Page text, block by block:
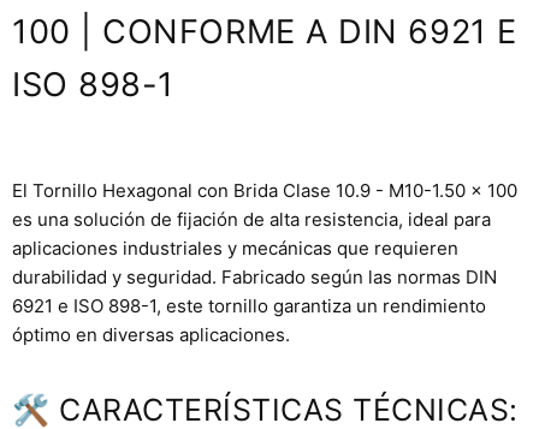
100 | CONFORME A DIN 6921 E
ISO 898-1
El Tornillo Hexagonal con Brida Clase 10.9 - M10-1.50 x 100
es una solución de fijación de alta resistencia, ideal para
aplicaciones industriales y mecánicas que requieren
durabilidad y seguridad. Fabricado según las normas DIN
6921 e ISO 898-1, este tornillo garantiza un rendimiento
óptimo en diversas aplicaciones.
🛠 CARACTERÍSTICAS TÉCNICAS: